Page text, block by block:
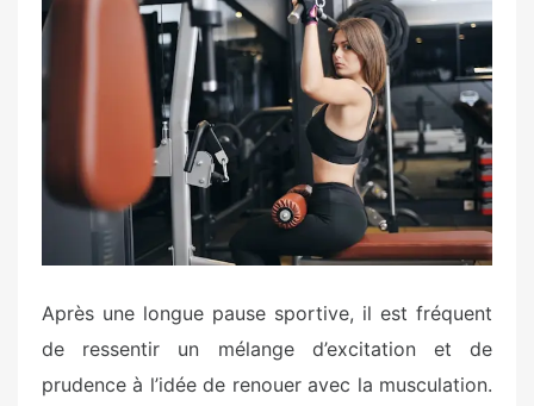
Après une longue pause sportive, il est fréquent
de ressentir un mélange d’excitation et de
prudence à l’idée de renouer avec la musculation.